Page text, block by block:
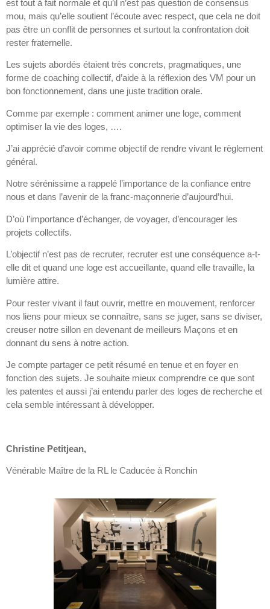
est tout à fait normale et qu’il n’est pas question de consensus
mou, mais qu’elle soutient l’écoute avec respect, que cela ne doit
pas être un conflit de personnes et surtout la confrontation doit
rester fraternelle.
Les sujets abordés étaient très concrets, pragmatiques, une
forme de coaching collectif, d’aide à la réflexion des VM pour un
bon fonctionnement, dans une juste tradition orale.
Comme par exemple : comment animer une loge, comment
optimiser la vie des loges, ….
J’ai apprécié d’avoir comme objectif de rendre vivant le règlement
général.
Notre sérénissime a rappelé l’importance de la confiance entre
nous et dans l’avenir de la franc-maçonnerie d’aujourd’hui.
D’où l’importance d’échanger, de voyager, d’encourager les
projets collectifs.
L’objectif n’est pas de recruter, recruter est une conséquence a-t-
elle dit et quand une loge est accueillante, quand elle travaille, la
lumière attire.
Pour rester vivant il faut ouvrir, mettre en mouvement, renforcer
nos liens pour mieux se connaître, sans se juger, sans se diviser,
creuser notre sillon en devenant de meilleurs Maçons et en
donnant du sens à notre action.
Je compte partager ce petit résumé en tenue et en foyer en
fonction des sujets. Je souhaite mieux comprendre ce que sont
les patentes et aussi j’ai entendu parler des loges de recherche et
cela semble intéressant à développer.
Christine Petitjean,
Vénérable Maître de la RL le Caducée à Ronchin